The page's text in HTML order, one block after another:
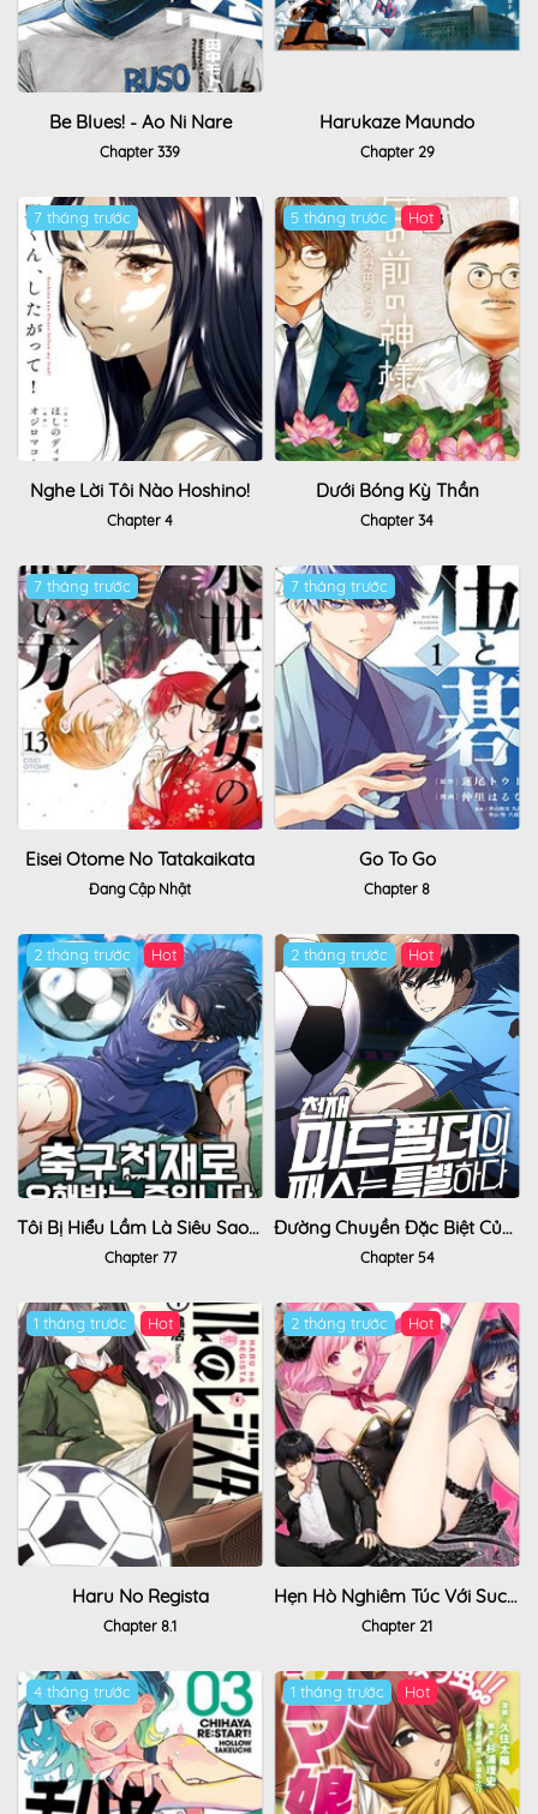
Be Blues! - Ao Ni Nare
Chapter 339
Harukaze Maundo
Chapter 29
7 tháng trước
Nghe Lời Tôi Nào Hoshino!
Chapter 4
5 tháng trước Hot
Dưới Bóng Kỳ Thần
Chapter 34
7 tháng trước
Eisei Otome No Tatakaikata
Đang Cập Nhật
7 tháng trước
Go To Go
Chapter 8
2 tháng trước Hot
Tôi Bị Hiểu Lầm Là Siêu Sao Trên Sân Cỏ
Chapter 77
2 tháng trước Hot
Đường Chuyền Đặc Biệt Của Tiền Vệ Thiên Tài
Chapter 54
1 tháng trước Hot
Haru No Regista
Chapter 8.1
2 tháng trước Hot
Hẹn Hò Nghiêm Túc Với Succubus
Chapter 21
4 tháng trước 1 tháng trước Hot